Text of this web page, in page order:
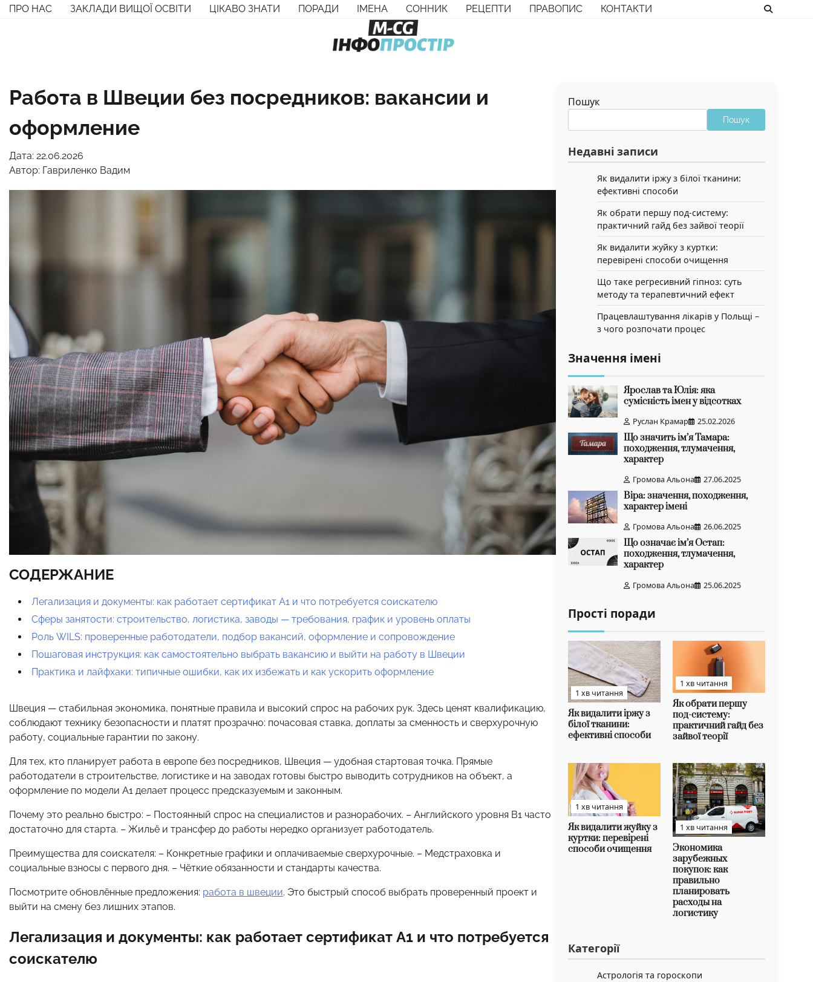
Перейти
ПРО НАС ЗАКЛАДИ ВИЩОЇ ОСВІТИ ЦІКАВО ЗНАТИ ПОРАДИ ІМЕНА СОННИК РЕЦЕПТИ ПРАВОПИС КОНТАКТИ
Работа в Швеции без посредников: вакансии и
оформление
Дата: 22.06.2026
Автор: Гавриленко Вадим
СОДЕРЖАНИЕ
Легализация и документы: как работает сертификат A1 и что потребуется соискателю
Сферы занятости: строительство, логистика, заводы — требования, график и уровень оплаты
Роль WILS: проверенные работодатели, подбор вакансий, оформление и сопровождение
Пошаговая инструкция: как самостоятельно выбрать вакансию и выйти на работу в Швеции
Практика и лайфхаки: типичные ошибки, как их избежать и как ускорить оформление
Швеция — стабильная экономика, понятные правила и высокий спрос на рабочих рук. Здесь ценят квалификацию,
соблюдают технику безопасности и платят прозрачно: почасовая ставка, доплаты за сменность и сверхурочную
работу, социальные гарантии по закону.
Для тех, кто планирует работа в европе без посредников, Швеция — удобная стартовая точка. Прямые
работодатели в строительстве, логистике и на заводах готовы быстро выводить сотрудников на объект, а
оформление по модели A1 делает процесс предсказуемым и законным.
Почему это реально быстро: – Постоянный спрос на специалистов и разнорабочих. – Английского уровня B1 часто
достаточно для старта. – Жильё и трансфер до работы нередко организует работодатель.
Преимущества для соискателя: – Конкретные графики и оплачиваемые сверхурочные. – Медстраховка и
социальные взносы с первого дня. – Чёткие обязанности и стандарты качества.
Посмотрите обновлённые предложения: работа в швеции. Это быстрый способ выбрать проверенный проект и
выйти на смену без лишних этапов.
Легализация и документы: как работает сертификат A1 и что потребуется
соискателю
Пошук
Пошук
Недавні записи
Як видалити іржу з білої тканини:
ефективні способи
Як обрати першу под-систему:
практичний гайд без зайвої теорії
Як видалити жуйку з куртки:
перевірені способи очищення
Що таке регресивний гіпноз: суть
методу та терапевтичний ефект
Працевлаштування лікарів у Польщі –
з чого розпочати процес
Значення імені
Ярослав та Юлія: яка
сумісність імен у відсотках
Руслан Крамар 25.02.2026
Що значить ім’я Тамара:
походження, тлумачення,
характер
Громова Альона 27.06.2025
Віра: значення, походження,
характер імені
Громова Альона 26.06.2025
Що означає ім’я Остап:
походження, тлумачення,
характер
Громова Альона 25.06.2025
Прості поради
1 хв читання
Як видалити іржу з
білої тканини:
ефективні способи
1 хв читання
Як обрати першу
под-систему:
практичний гайд без
зайвої теорії
1 хв читання
Як видалити жуйку з
куртки: перевірені
способи очищення
1 хв читання
Экономика
зарубежных
покупок: как
правильно
планировать
расходы на
логистику
Категорії
Астрологія та гороскопи